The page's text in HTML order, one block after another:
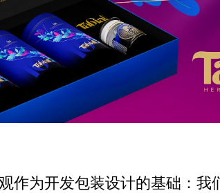
作为开发包装设计的基础：我